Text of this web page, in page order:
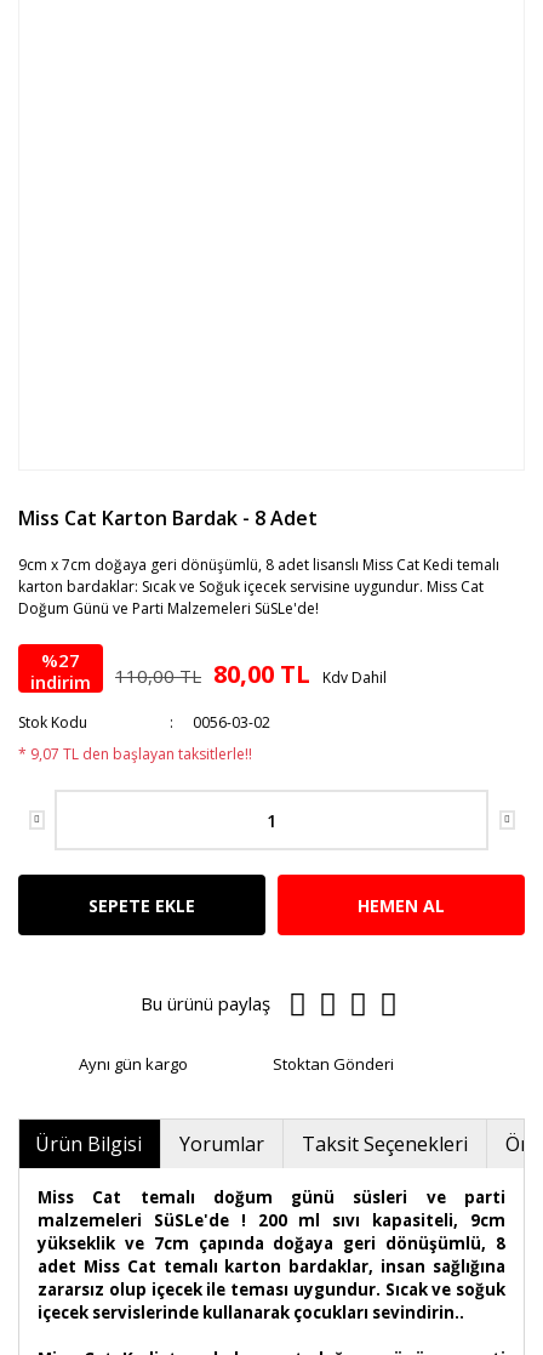
Miss Cat Karton Bardak - 8 Adet
9cm x 7cm doğaya geri dönüşümlü, 8 adet lisanslı Miss Cat Kedi temalı
karton bardaklar: Sıcak ve Soğuk içecek servisine uygundur. Miss Cat
Doğum Günü ve Parti Malzemeleri SüSLe'de!
%27
indirim
110,00 TL 80,00 TL Kdv Dahil
Stok Kodu
0056-03-02
* 9,07 TL den başlayan taksitlerle!!
SEPETE EKLE HEMEN AL
Bu ürünü paylaş
Aynı gün kargo Stoktan Gönderi
Ürün Bilgisi Yorumlar Taksit Seçenekleri
Miss Cat temalı doğum günü süsleri ve parti
malzemeleri SüSLe'de ! 200 ml sıvı kapasiteli, 9cm
yükseklik ve 7cm çapında doğaya geri dönüşümlü, 8
adet Miss Cat temalı karton bardaklar, insan sağlığına
zararsız olup içecek ile teması uygundur. Sıcak ve soğuk
içecek servislerinde kullanarak çocukları sevindirin..